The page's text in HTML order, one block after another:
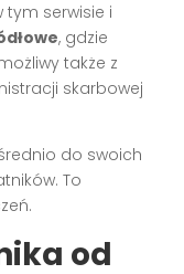
tym serwisie i
, gdzie
także z
skarbowej
do swoich
To
od